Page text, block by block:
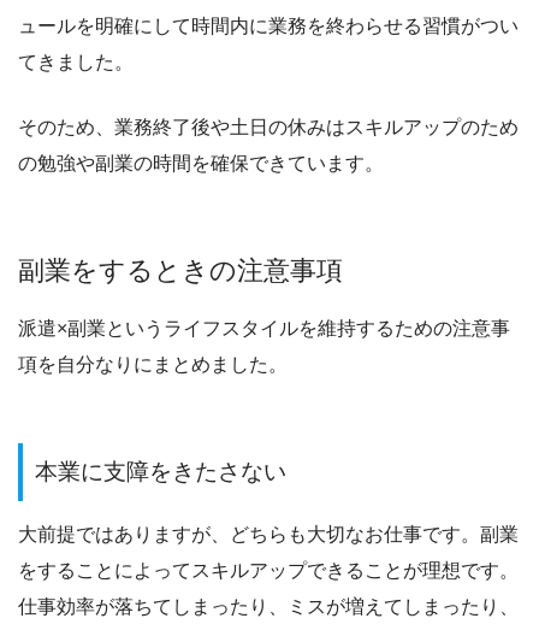
ュールを明確にして時間内に業務を終わらせる習慣がつい
てきました。
そのため、業務終了後や土日の休みはスキルアップのため
の勉強や副業の時間を確保できています。
副業をするときの注意事項
派遣×副業というライフスタイルを維持するための注意事
項を自分なりにまとめました。
本業に支障をきたさない
大前提ではありますが、どちらも大切なお仕事です。副業
をすることによってスキルアップできることが理想です。
仕事効率が落ちてしまったり、ミスが増えてしまったり、